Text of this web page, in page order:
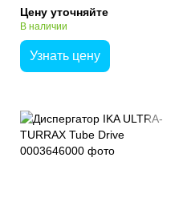
Workstation
Цену уточняйте
В наличии
Узнать цену